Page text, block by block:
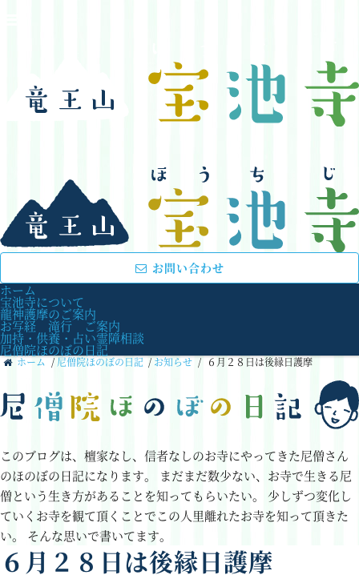
お問い合わせ
ホーム
宝池寺について
龍神護摩のご案内
お写経 滝行 ご案内
加持・供養・占い霊障相談
尼僧院ほのぼの日記
ホーム / 尼僧院ほのぼの日記 / お知らせ / ６月２８日は後縁日護摩
このブログは、檀家なし、信者なしのお寺にやってきた尼僧さん
のほのぼの日記になります。 まだまだ数少ない、お寺で生きる尼
僧という生き方があることを知ってもらいたい。
少しずつ変化し
ていくお寺を観て頂くことでこの人里離れたお寺を知って頂きた
い。 そんな思いで書いてます。
６月２８日は後縁日護摩